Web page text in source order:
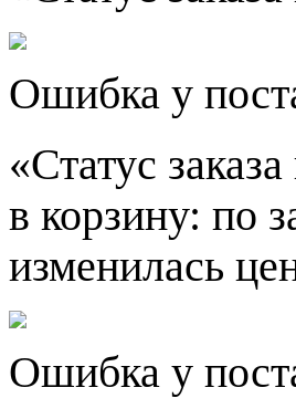
Ошибка у
«Статус
в корзину: по
изменилась
Ошибка у